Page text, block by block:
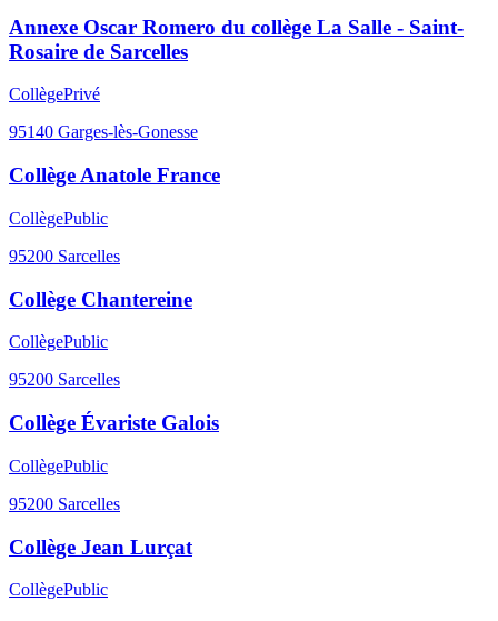
Annexe Oscar Romero du collège La Salle - Saint-
Rosaire de Sarcelles
CollègePrivé
95140 Garges-lès-Gonesse
Collège Anatole France
CollègePublic
95200 Sarcelles
Collège Chantereine
CollègePublic
95200 Sarcelles
Collège Évariste Galois
CollègePublic
95200 Sarcelles
Collège Jean Lurçat
CollègePublic